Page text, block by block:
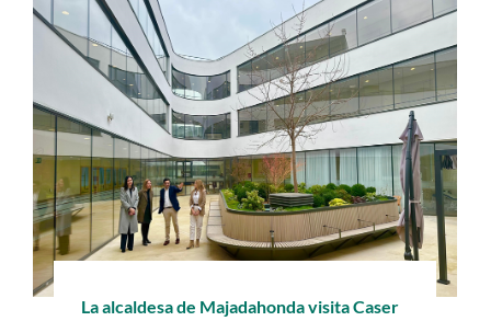
La alcaldesa de Majadahonda visita Caser